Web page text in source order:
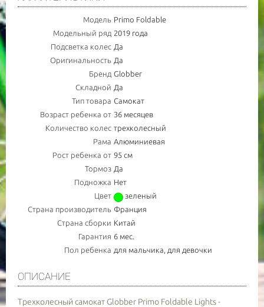
Модель Primo Foldable
Модельный ряд 2019 года
Подсветка колес Да
Оригинальность Да
Бренд Globber
Складной Да
Тип товара Cамокат
Возраст ребенка от 36 месяцев
Количество колес трехколесный
Рама Алюминиевая
Рост ребенка от 95 см
Тормоз Да
Подножка Нет
Цвет
зеленый
Страна производитель Франция
Страна сборки Китай
Гарантия 6 мес.
Пол ребенка для мальчика, для девочки
ОПИСАНИЕ
Трехколесный самокат Globber Primo Foldable Lights -